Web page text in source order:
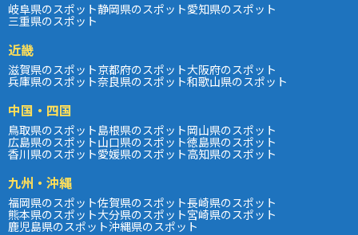
岐阜県のスポット静岡県のスポット愛知県のスポット
三重県のスポット
近畿
滋賀県のスポット京都府のスポット大阪府のスポット
兵庫県のスポット奈良県のスポット和歌山県のスポット
中国・四国
鳥取県のスポット島根県のスポット岡山県のスポット
広島県のスポット山口県のスポット徳島県のスポット
香川県のスポット愛媛県のスポット高知県のスポット
九州・沖縄
福岡県のスポット佐賀県のスポット長崎県のスポット
熊本県のスポット大分県のスポット宮崎県のスポット
鹿児島県のスポット沖縄県のスポット